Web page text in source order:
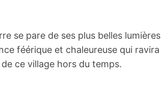
se pare de ses plus belles lumières
féérique et chaleureuse qui ravira
ce village hors du temps.